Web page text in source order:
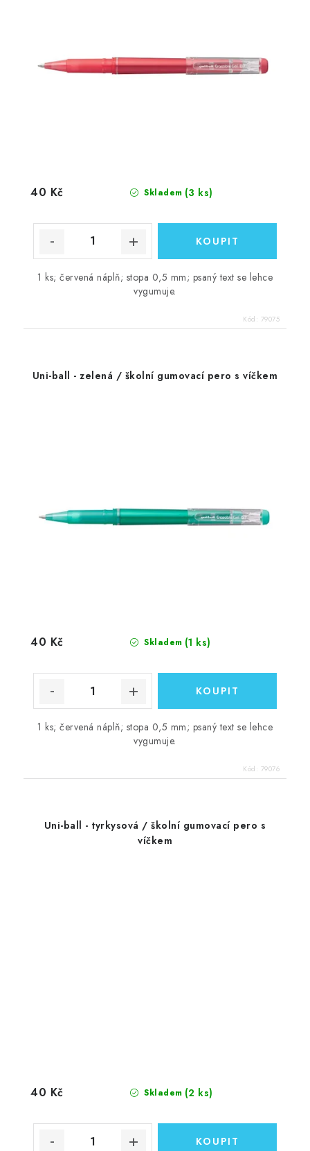
Skladem (3 ks)
40 Kč
1 ks; červená náplň; stopa 0,5 mm; psaný text se lehce
vygumuje.
Kód: 79075
Uni-ball - zelená / školní gumovací pero s víčkem
Skladem (1 ks)
40 Kč
1 ks; červená náplň; stopa 0,5 mm; psaný text se lehce
vygumuje.
Kód: 79076
Uni-ball - tyrkysová / školní gumovací pero s
víčkem
Skladem (2 ks)
40 Kč